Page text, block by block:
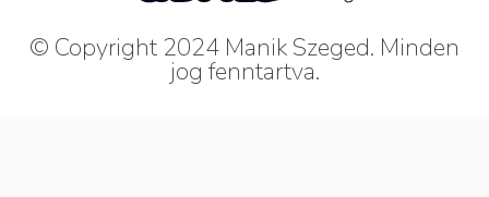
© Copyright 2024 Manik Szeged. Minden
jog fenntartva.